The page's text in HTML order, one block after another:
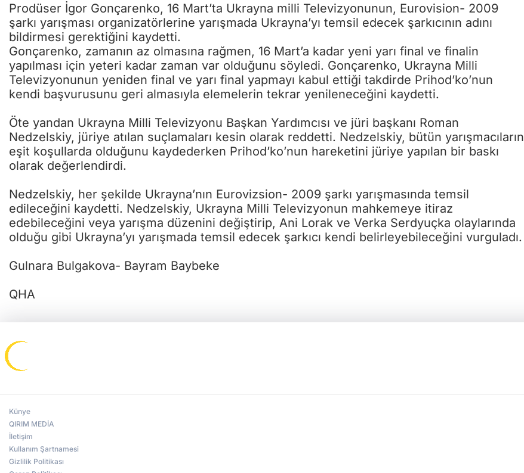
Prodüser İgor Gonçarenko, 16 Mart’ta Ukrayna milli Televizyonunun, Eurovision- 2009
şarkı yarışması organizatörlerine yarışmada Ukrayna’yı temsil edecek şarkıcının adını
bildirmesi gerektiğini kaydetti.
Gonçarenko, zamanın az olmasına rağmen, 16 Mart’a kadar yeni yarı final ve finalin
yapılması için yeteri kadar zaman var olduğunu söyledi. Gonçarenko, Ukrayna Milli
Televizyonunun yeniden final ve yarı final yapmayı kabul ettiği takdirde Prihod’ko’nun
kendi başvurusunu geri almasıyla elemelerin tekrar yenileneceğini kaydetti.
Öte yandan Ukrayna Milli Televizyonu Başkan Yardımcısı ve jüri başkanı Roman
Nedzelskiy, jüriye atılan suçlamaları kesin olarak reddetti. Nedzelskiy, bütün yarışmacıların
eşit koşullarda olduğunu kaydederken Prihod’ko’nun hareketini jüriye yapılan bir baskı
olarak değerlendirdi.
Nedzelskiy, her şekilde Ukrayna’nın Eurovizsion- 2009 şarkı yarışmasında temsil
edileceğini kaydetti. Nedzelskiy, Ukrayna Milli Televizyonun mahkemeye itiraz
edebileceğini veya yarışma düzenini değiştirip, Ani Lorak ve Verka Serdyuçka olaylarında
olduğu gibi Ukrayna’yı yarışmada temsil edecek şarkıcı kendi belirleyebileceğini vurguladı.
Gulnara Bulgakova- Bayram Baybeke
QHA
Künye
QIRIM MEDİA
İletişim
Kullanım Şartnamesi
Gizlilik Politikası